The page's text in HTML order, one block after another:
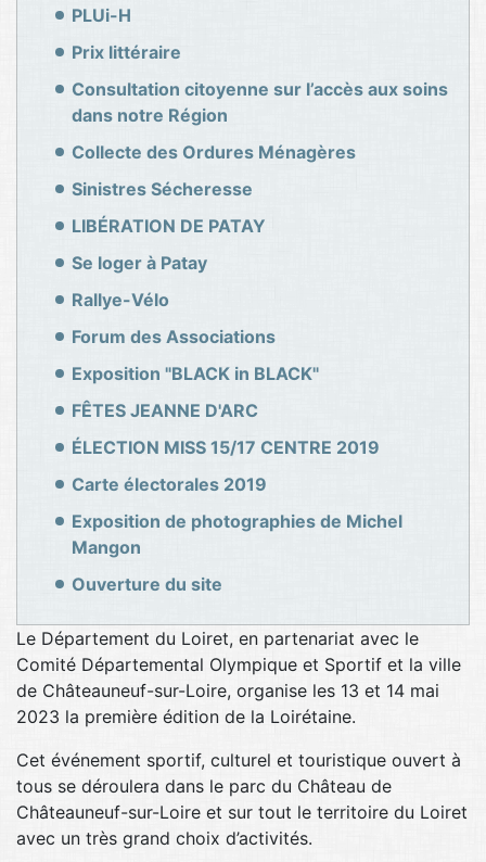
PLUi-H
Prix littéraire
Consultation citoyenne sur l’accès aux soins
dans notre Région
Collecte des Ordures Ménagères
Sinistres Sécheresse
LIBÉRATION DE PATAY
Se loger à Patay
Rallye-Vélo
Forum des Associations
Exposition "BLACK in BLACK"
FÊTES JEANNE D'ARC
ÉLECTION MISS 15/17 CENTRE 2019
Carte électorales 2019
Exposition de photographies de Michel
Mangon
Ouverture du site
Le Département du Loiret, en partenariat avec le
Comité Départemental Olympique et Sportif et la ville
de Châteauneuf-sur-Loire, organise les 13 et 14 mai
2023 la première édition de la Loirétaine.
Cet événement sportif, culturel et touristique ouvert à
tous se déroulera dans le parc du Château de
Châteauneuf-sur-Loire et sur tout le territoire du Loiret
avec un très grand choix d’activités.